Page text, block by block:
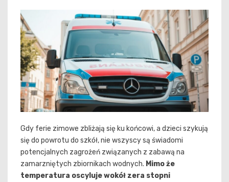
Gdy ferie zimowe zbliżają się ku końcowi, a dzieci szykują
się do powrotu do szkół, nie wszyscy są świadomi
potencjalnych zagrożeń związanych z zabawą na
zamarzniętych zbiornikach wodnych. Mimo że
temperatura oscyluje wokół zera stopni